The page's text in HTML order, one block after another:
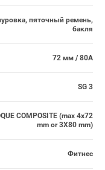
пяточный ремень,
бакля
72 мм / 80A
SG 3
COMPOSITE (max 4x72
mm or 3X80 mm)
Фитнес